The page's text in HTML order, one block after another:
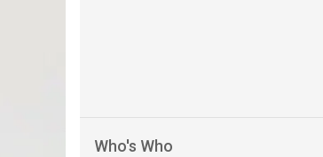
Who's Who